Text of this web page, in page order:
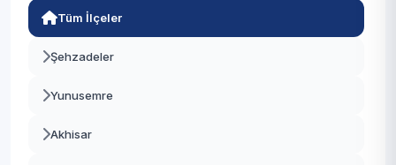
Tüm İlçeler
Şehzadeler
Yunusemre
Akhisar